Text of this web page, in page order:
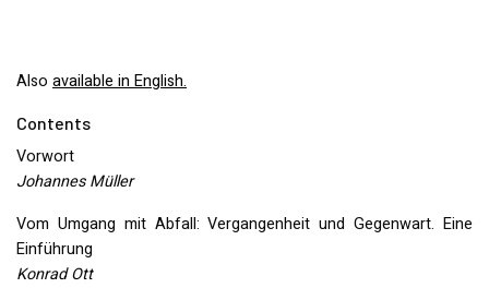
Also available in English.
Contents
Vorwort
Johannes Müller
Vom Umgang mit Abfall: Vergangenheit und Gegenwart. Eine
Einführung
Konrad Ott